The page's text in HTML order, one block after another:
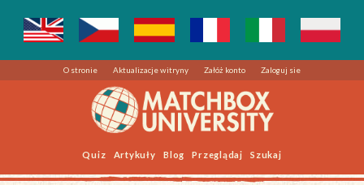
O stronie Aktualizacje witryny Załóż konto Zaloguj sie
Quiz Artykuły Blog Przeglądaj Szukaj